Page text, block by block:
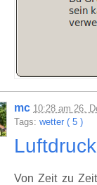
mc 10:28 am 26.
Tags: wetter ( 5 )
Luftdruck
Von Zeit zu